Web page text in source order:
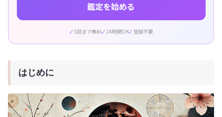
鑑定を始める
5回まで無料 24時間OK 登録不要
はじめに